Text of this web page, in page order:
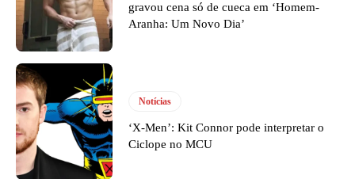
gravou cena só de cueca em ‘Homem-
Aranha: Um Novo Dia’
Notícias
‘X-Men’: Kit Connor pode interpretar o
Ciclope no MCU